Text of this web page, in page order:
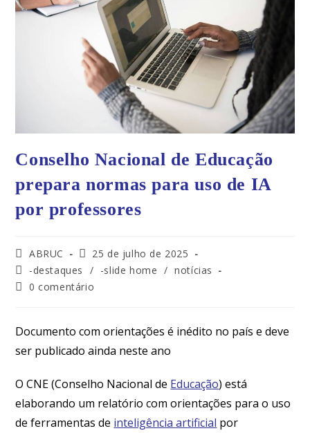
Conselho Nacional de Educação
prepara normas para uso de IA
por professores
ABRUC
25 de julho de 2025
-destaques
/ -slide home / notícias
0 comentário
Documento com orientações é inédito no país e deve
ser publicado ainda neste ano
O CNE (Conselho Nacional de Educação) está
elaborando um relatório com orientações para o uso
de ferramentas de inteligência artificial por